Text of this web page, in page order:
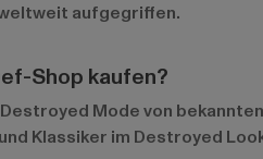
aufgegriffen.
Shop kaufen?
Mode von
Klassiker im Destroyed